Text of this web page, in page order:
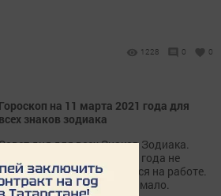
1228 0 0
Гороскоп на 11 марта 2021 года для
всех знаков зодиака
дня для всех Знаков Зодиака.
Гороскоп на 11 марта 2021 года не
задерживаться на работе.
вас и так энергии крайне мало.